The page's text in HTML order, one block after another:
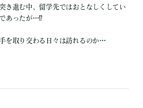
き進む中、留学先ではおとなしくしてい
あったが…⁉
を取り交わる日々は訪れるのか…